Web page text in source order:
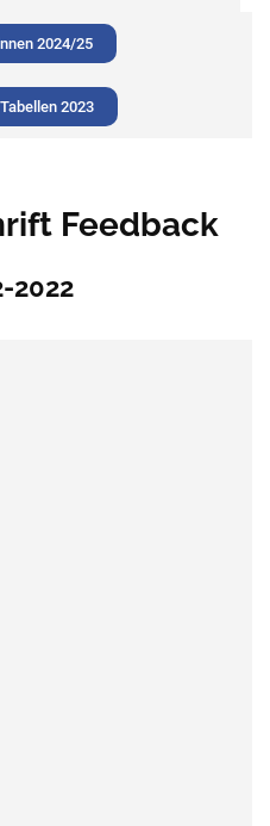
2024/25
2023
Feedback
2022